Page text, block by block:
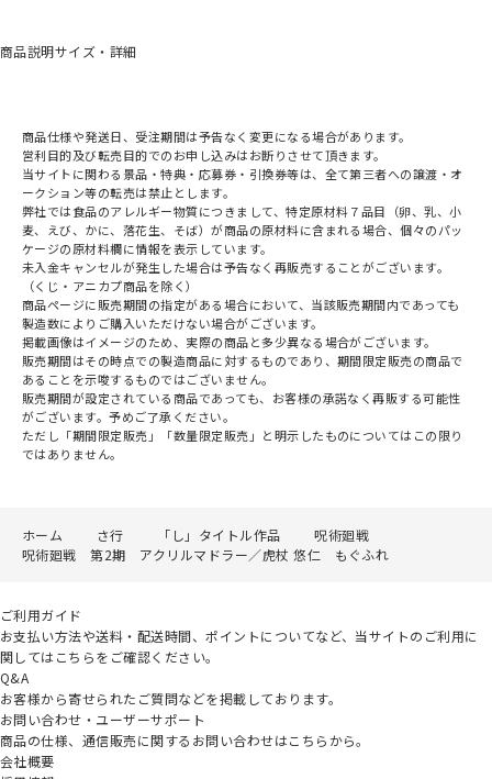
商品説明サイズ・詳細
商品仕様や発送日、受注期間は予告なく変更になる場合があります。
営利目的及び転売目的でのお申し込みはお断りさせて頂きます。
当サイトに関わる景品・特典・応募券・引換券等は、全て第三者への譲渡・オ
ークション等の転売は禁止とします。
弊社では食品のアレルギー物質につきまして、特定原材料７品目（卵、乳、小
麦、えび、かに、落花生、そば）が商品の原材料に含まれる場合、個々のパッ
ケージの原材料欄に情報を表示しています。
未入金キャンセルが発生した場合は予告なく再販売することがございます。
（くじ・アニカプ商品を除く）
商品ページに販売期間の指定がある場合において、当該販売期間内であっても
製造数によりご購入いただけない場合がございます。
掲載画像はイメージのため、実際の商品と多少異なる場合がございます。
販売期間はその時点での製造商品に対するものであり、期間限定販売の商品で
あることを示唆するものではございません。
販売期間が設定されている商品であっても、お客様の承諾なく再販する可能性
がございます。予めご了承ください。
ただし「期間限定販売」「数量限定販売」と明示したものについてはこの限り
ではありません。
ホーム さ行 「し」タイトル作品
呪術廻戦
呪術廻戦 第2期 アクリルマドラー／虎杖 悠仁 もぐふれ
ご利用ガイド
お支払い方法や送料・配送時間、ポイントについてなど、当サイトのご利用に
関してはこちらをご確認ください。
Q&A
お客様から寄せられたご質問などを掲載しております。
お問い合わせ・ユーザーサポート
商品の仕様、通信販売に関するお問い合わせはこちらから。
会社概要